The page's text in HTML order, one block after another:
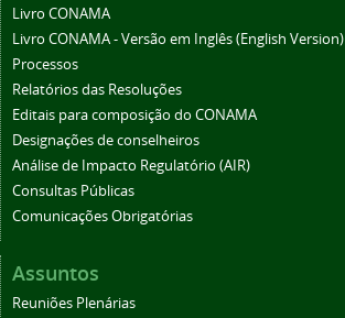
Livro CONAMA
Livro CONAMA - Versão em Inglês (English Version)
Processos
Relatórios das Resoluções
Editais para composição do CONAMA
Designações de conselheiros
Análise de Impacto Regulatório (AIR)
Consultas Públicas
Comunicações Obrigatórias
Assuntos
Reuniões Plenárias